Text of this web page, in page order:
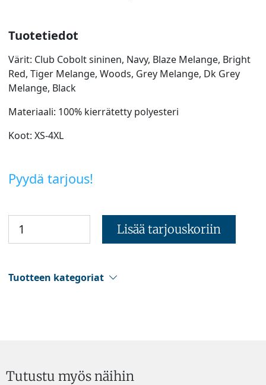
Tuotetiedot
Värit: Club Cobolt sininen, Navy, Blaze Melange, Bright
Red, Tiger Melange, Woods, Grey Melange, Dk Grey
Melange, Black
Materiaali: 100% kierrätetty polyesteri
Koot: XS-4XL
Pyydä tarjous!
Lisää tarjouskoriin
Tuotteen kategoriat
Tutustu myös näihin